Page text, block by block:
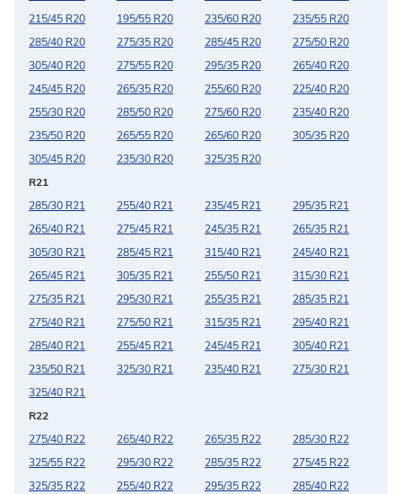
215/45 R20
195/55 R20 235/60 R20
235/55 R20
285/40 R20
275/35 R20 285/45 R20
275/50 R20
305/40 R20
275/55 R20 295/35 R20
265/40 R20
245/45 R20
265/35 R20 255/60 R20
225/40 R20
255/30 R20
285/50 R20 275/60 R20
235/40 R20
235/50 R20
265/55 R20 265/60 R20
305/35 R20
305/45 R20
235/30 R20
325/35 R20
R21
285/30 R21
255/40 R21 235/45 R21
295/35 R21
265/40 R21
275/45 R21 245/35 R21
265/35 R21
305/30 R21
285/45 R21 315/40 R21
245/40 R21
265/45 R21
305/35 R21 255/50 R21
315/30 R21
275/35 R21
295/30 R21 255/35 R21
285/35 R21
275/40 R21
275/50 R21 315/35 R21
295/40 R21
285/40 R21
255/45 R21 245/45 R21
305/40 R21
235/50 R21
325/30 R21 235/40 R21
275/30 R21
325/40 R21
R22
275/40 R22
265/40 R22 265/35 R22
285/30 R22
325/55 R22
295/30 R22 285/35 R22
275/45 R22
325/35 R22
255/40 R22 295/35 R22
285/40 R22